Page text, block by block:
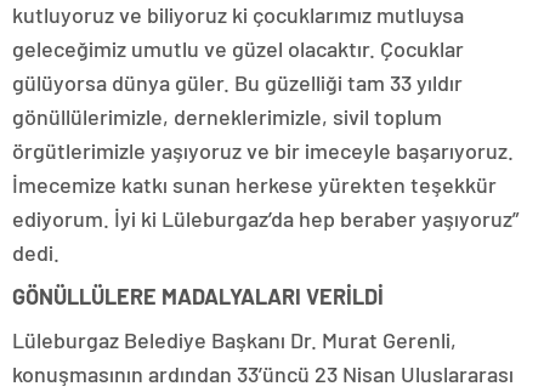
kutluyoruz ve biliyoruz ki çocuklarımız mutluysa
geleceğimiz umutlu ve güzel olacaktır. Çocuklar
gülüyorsa dünya güler. Bu güzelliği tam 33 yıldır
gönüllülerimizle, derneklerimizle, sivil toplum
örgütlerimizle yaşıyoruz ve bir imeceyle başarıyoruz.
İmecemize katkı sunan herkese yürekten teşekkür
ediyorum. İyi ki Lüleburgaz’da hep beraber yaşıyoruz”
dedi.
GÖNÜLLÜLERE MADALYALARI VERİLDİ
Lüleburgaz Belediye Başkanı Dr. Murat Gerenli,
konuşmasının ardından 33’üncü 23 Nisan Uluslararası